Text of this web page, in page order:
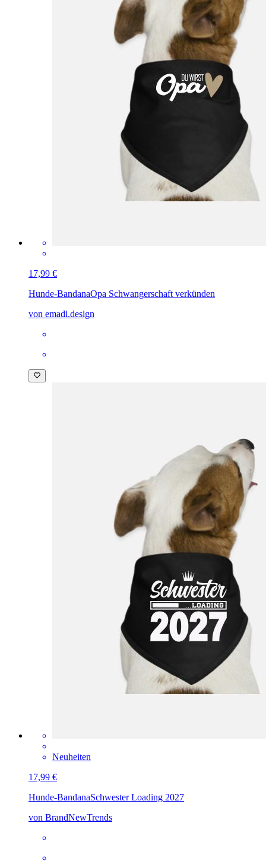
17,99 €
Hunde-BandanaOpa Schwangerschaft verkünden
von emadi.design
Neuheiten
17,99 €
Hunde-BandanaSchwester Loading 2027
von BrandNewTrends